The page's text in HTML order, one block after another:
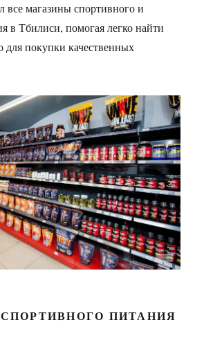
все магазины спортивного и
в Тбилиси, помогая легко найти
для покупки качественных
ПИТАНИЯ